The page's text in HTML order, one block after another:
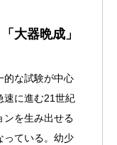
大器晩成」
的な試験が中心
速に進む21世紀
ンを生み出せる
っている。幼少